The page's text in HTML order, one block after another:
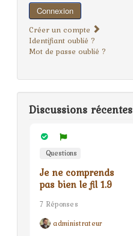
Connexion
Créer un compte
Identifiant oublié ?
Mot de passe oublié ?
Discussions récentes
Questions
Je ne comprends
pas bien le fil 1.9
7 Réponses
administrateur